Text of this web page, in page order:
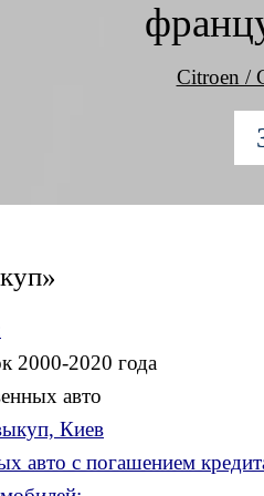
Citroen /
2000-2020 года
авто
Киев
авто с погашением